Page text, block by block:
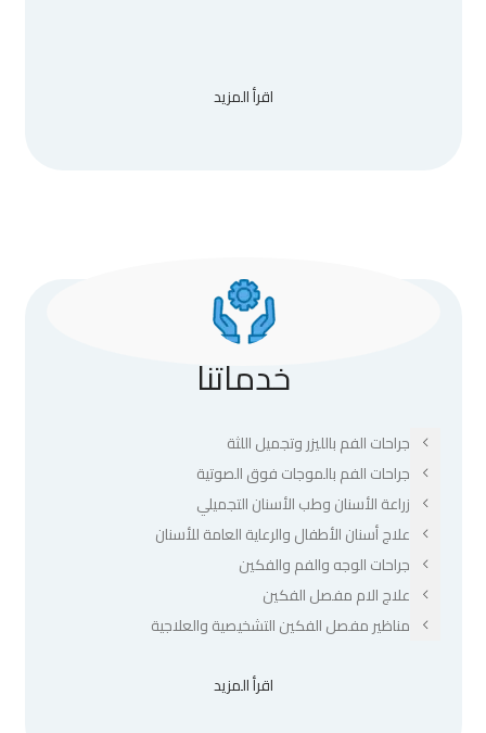
اقرأ المزيد
خدماتنا
جراحات الفم بالليزر وتجميل اللثة
جراحات الفم بالموجات فوق الصوتية
زراعة الأسنان وطب الأسنان التجميلي
علاج أسنان الأطفال والرعاية العامة للأسنان
جراحات الوجه والفم والفكين
علاج الام مفصل الفكين
مناظير مفصل الفكين التشخيصية والعلاجية
اقرأ المزيد